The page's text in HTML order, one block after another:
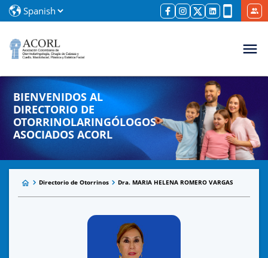
BIENVENIDOS AL
DIRECTORIO DE
OTORRINOLARINGÓLOGOS
ASOCIADOS ACORL
Directorio de Otorrinos Dra. MARIA HELENA ROMERO VARGAS